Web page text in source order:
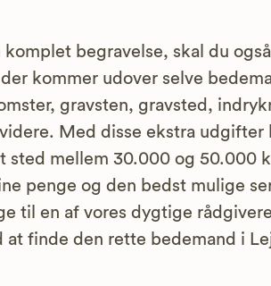
begravelse, skal du også
kommer udover selve
gravsten, gravsted,
Med disse ekstra udgifter
sted mellem 30.000 og 50.000
penge og den bedst mulige
til en af vores dygtige
finde den rette bedemand i